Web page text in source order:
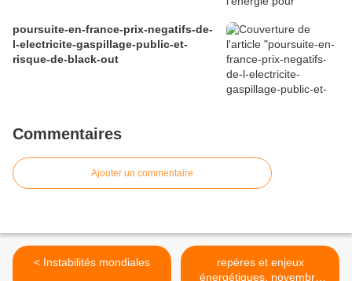
poursuite-en-france-prix-negatifs-de-
l-electricite-gaspillage-public-et-
risque-de-black-out
Commentaires
Ajouter un commentaire
< Instabilités mondiales
repères et enjeux
énergétiques, novembre